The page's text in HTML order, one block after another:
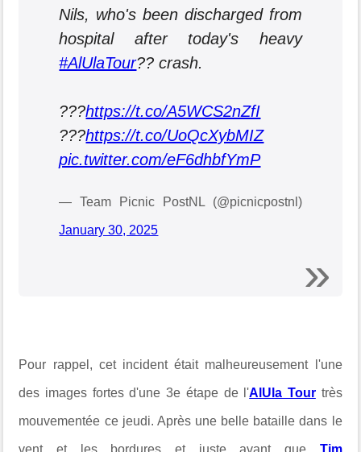
Nils, who's been discharged from
hospital after today's heavy
#AlUlaTour?? crash.
???https://t.co/A5WCS2nZfI
???https://t.co/UoQcXybMIZ
pic.twitter.com/eF6dhbfYmP
— Team Picnic PostNL (@picnicpostnl)
January 30, 2025
Pour rappel, cet incident était malheureusement l'une
des images fortes d'une 3e étape de l'AlUla Tour très
mouvementée ce jeudi. Après une belle bataille dans le
vent et les bordures et juste avant que Tim